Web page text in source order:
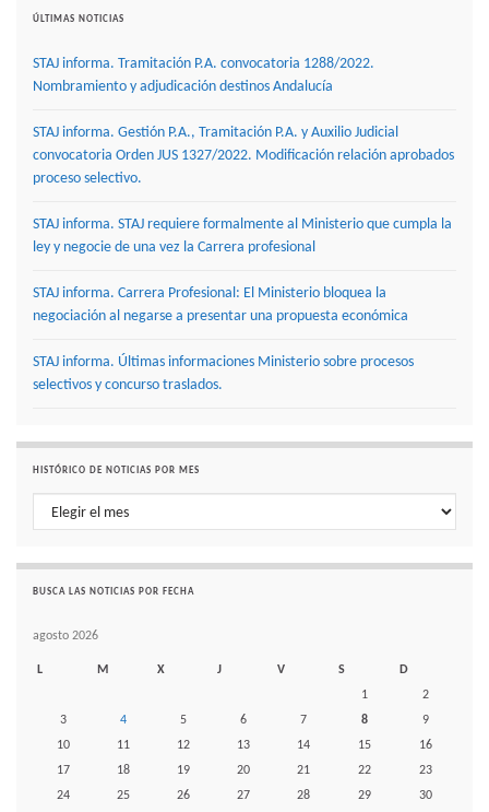
ÚLTIMAS NOTICIAS
STAJ informa. Tramitación P.A. convocatoria 1288/2022.
Nombramiento y adjudicación destinos Andalucía
STAJ informa. Gestión P.A., Tramitación P.A. y Auxilio Judicial
convocatoria Orden JUS 1327/2022. Modificación relación aprobados
proceso selectivo.
STAJ informa. STAJ requiere formalmente al Ministerio que cumpla la
ley y negocie de una vez la Carrera profesional
STAJ informa. Carrera Profesional: El Ministerio bloquea la
negociación al negarse a presentar una propuesta económica
STAJ informa. Últimas informaciones Ministerio sobre procesos
selectivos y concurso traslados.
HISTÓRICO DE NOTICIAS POR MES
Histórico de noticias por mes
BUSCA LAS NOTICIAS POR FECHA
agosto 2026
L M X J V S
D
1
2
3
4 5 6 7 8
9
10
11 12 13 14 15
16
17
18 19 20 21 22
23
24
25 26 27 28 29
30